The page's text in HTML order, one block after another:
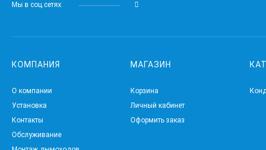
Мы в соц.сетях
КОМПАНИЯ
О компании
Установка
Контакты
Обслуживание
МАГАЗИН
Корзина
Личный кабинет
Оформить заказ